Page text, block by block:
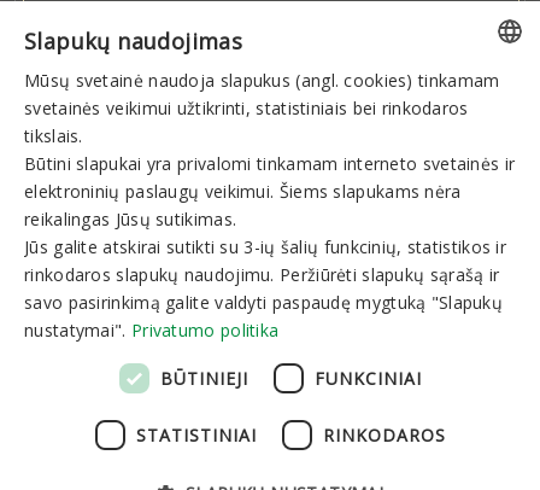
Galite rezervuoti:
I-V 8:00-20:00
Naujienlaiškis
LITHUANIAN
ENGLISH
Slapukų naudojimas
Mūsų svetainė naudoja slapukus (angl. cookies) tinkamam
svetainės veikimui užtikrinti, statistiniais bei rinkodaros
tikslais.
Būtini slapukai yra privalomi tinkamam interneto svetainės ir
elektroninių paslaugų veikimui. Šiems slapukams nėra
reikalingas Jūsų sutikimas.
Jūs galite atskirai sutikti su 3-ių šalių funkcinių, statistikos ir
rinkodaros slapukų naudojimu. Peržiūrėti slapukų sąrašą ir
savo pasirinkimą galite valdyti paspaudę mygtuką "Slapukų
nustatymai". Privatumo politika
BŪTINIEJI
STATISTINIAI RINKODAROS
FUNKCINIAI